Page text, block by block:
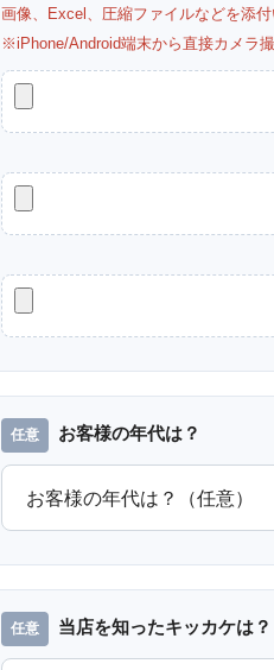
画像、Excel、圧縮ファイルなどを添付
※iPhone/Android端末から直接カメラ
お客様の年代は？
当店を知ったキッカケは？